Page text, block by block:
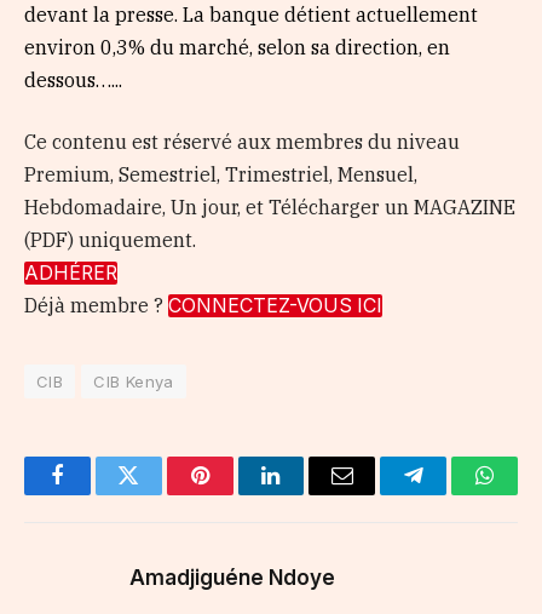
devant la presse. La banque détient actuellement
environ 0,3% du marché, selon sa direction, en
dessous…...
Ce contenu est réservé aux membres du niveau
Premium, Semestriel, Trimestriel, Mensuel,
Hebdomadaire, Un jour, et Télécharger un MAGAZINE
(PDF) uniquement.
ADHÉRER
Déjà membre ? CONNECTEZ-VOUS ICI
CIB CIB Kenya
FacebookTwitter PinterestLinkedInEmail Telegram
Amadjiguéne Ndoye